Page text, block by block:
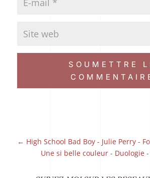
SOUMETTRE
← High School Bad Boy - Julie Perry -
Une si belle couleur - Duologie